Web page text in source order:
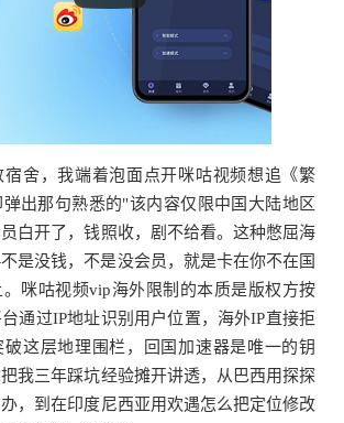
宿舍，我端着泡面点开咪咕视频想追《繁
出那句熟悉的"该内容仅限中国大陆地区
白开了，钱照收，剧不给看。这种憋屈海
是没钱，不是没会员，就是卡在你不在国
。咪咕视频vip海外限制的本质是版权方按
通过IP地址识别用户位置，海外IP直接拒
破这层地理围栏，回国加速器是唯一的钥
我三年踩坑经验摊开讲透，从巴西用探探
，到在印度尼西亚用欢遇怎么把定位修改